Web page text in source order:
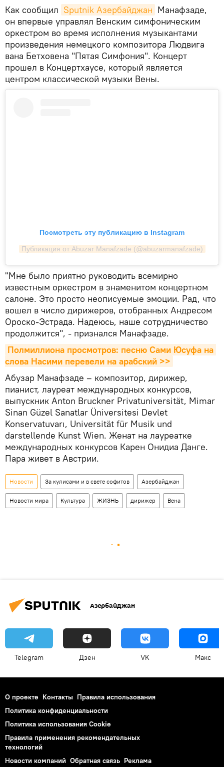
Как сообщил Sputnik Азербайджан Манафзаде,
он впервые управлял Венским симфоническим
оркестром во время исполнения музыкантами
произведения немецкого композитора Людвига
вана Бетховена "Пятая Симфония". Концерт
прошел в Концертхаусе, который является
центром классической музыки Вены.
Посмотреть эту публикацию в Instagram
Публикация от Abuzar Manafzade (@abuzarmanafzade)
"Мне было приятно руководить всемирно
известным оркестром в знаменитом концертном
салоне. Это просто неописуемые эмоции. Рад, что
вошел в число дирижеров, отобранных Андресом
Ороско-Эстрада. Надеюсь, наше сотрудничество
продолжится", - признался Манафзаде.
Полмиллиона просмотров: песню Сами Юсуфа на
слова Насими перевели на арабский >>
Абузар Манафзаде – композитор, дирижер,
пианист, лауреат международных конкурсов,
выпускник Anton Bruckner Privatuniversität, Mimar
Sinan Güzel Sanatlar Üniversitesi Devlet
Konservatuvarı, Universität für Musik und
darstellende Kunst Wien. Женат на лауреатке
международных конкурсов Карен Онидиа Данге.
Пара живет в Австрии.
Новости За кулисами и в свете софитов Азербайджан
Новости мира Культура ЖИЗНЬ дирижер Вена
Азербайджан
Telegram Дзен VK Макс
О проекте Контакты Правила использования
Политика конфиденциальности
Политика использования Cookie
Правила применения рекомендательных
технологий
Новости компаний Обратная связь Реклама